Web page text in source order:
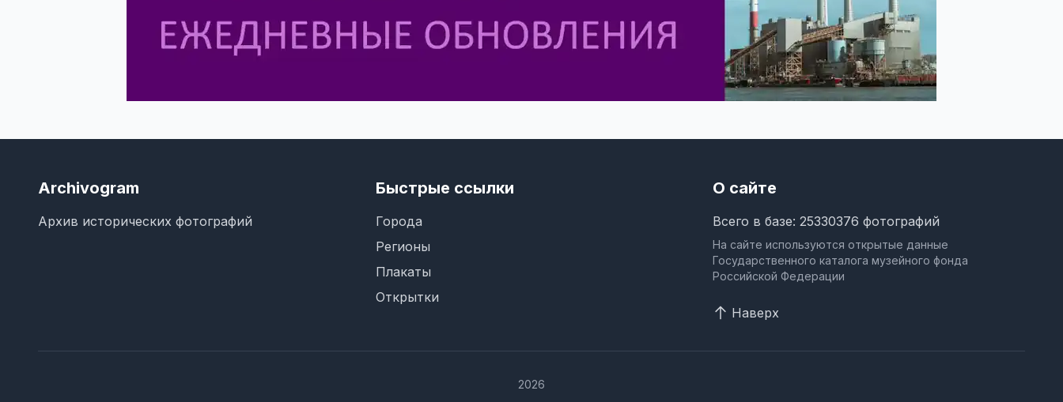
Archivogram
Архив исторических фотографий
Быстрые ссылки
Города
Регионы
Плакаты
Открытки
О сайте
Всего в базе: 25330376 фотографий
На сайте используются открытые данные
Государственного каталога музейного фонда
Российской Федерации
Наверх
2026